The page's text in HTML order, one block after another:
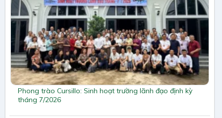
Phong trào Cursillo: Sinh hoạt trường lãnh đạo định kỳ
tháng 7/2026